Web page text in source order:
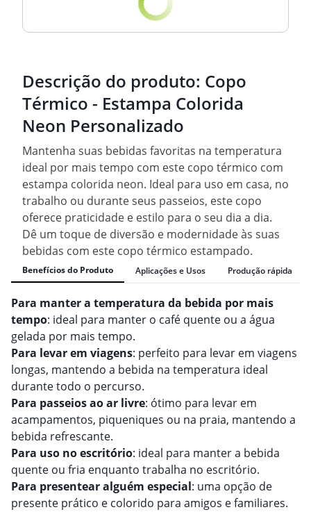
Descrição do produto: Copo
Térmico - Estampa Colorida
Neon Personalizado
Mantenha suas bebidas favoritas na temperatura
ideal por mais tempo com este copo térmico com
estampa colorida neon. Ideal para uso em casa, no
trabalho ou durante seus passeios, este copo
oferece praticidade e estilo para o seu dia a dia.
Dê um toque de diversão e modernidade às suas
bebidas com este copo térmico estampado.
Benefícios do Produto Aplicações e Usos Produção rápida
Para manter a temperatura da bebida por mais
tempo: ideal para manter o café quente ou a água
gelada por mais tempo.
Para levar em viagens: perfeito para levar em viagens
longas, mantendo a bebida na temperatura ideal
durante todo o percurso.
Para passeios ao ar livre: ótimo para levar em
acampamentos, piqueniques ou na praia, mantendo a
bebida refrescante.
Para uso no escritório: ideal para manter a bebida
quente ou fria enquanto trabalha no escritório.
Para presentear alguém especial: uma opção de
presente prático e colorido para amigos e familiares.